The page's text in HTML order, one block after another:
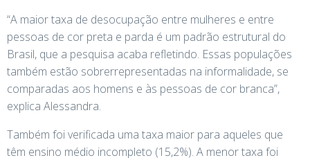
“A maior taxa de desocupação entre mulheres e entre
pessoas de cor preta e parda é um padrão estrutural do
Brasil, que a pesquisa acaba refletindo. Essas populações
também estão sobrerrepresentadas na informalidade, se
comparadas aos homens e às pessoas de cor branca”,
explica Alessandra.
Também foi verificada uma taxa maior para aqueles que
têm ensino médio incompleto (15,2%). A menor taxa foi